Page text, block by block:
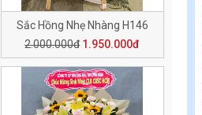
Sắc Hồng Nhẹ Nhàng H146
2.000.000đ 1.950.000đ